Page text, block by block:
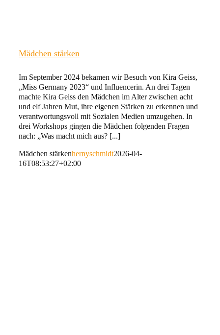
Mädchen stärken
Im September 2024 bekamen wir Besuch von Kira Geiss,
„Miss Germany 2023“ und Influencerin. An drei Tagen
machte Kira Geiss den Mädchen im Alter zwischen acht
und elf Jahren Mut, ihre eigenen Stärken zu erkennen und
verantwortungsvoll mit Sozialen Medien umzugehen. In
drei Workshops gingen die Mädchen folgenden Fragen
nach: „Was macht mich aus? [...]
Mädchen stärkenhernyschmidt2026-04-
16T08:53:27+02:00